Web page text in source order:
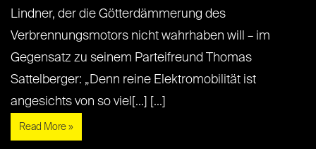
Lindner, der die Götterdämmerung des
Verbrennungsmotors nicht wahrhaben will – im
Gegensatz zu seinem Parteifreund Thomas
Sattelberger: „Denn reine Elektromobilität ist
angesichts von so viel[...] [...]
Read More »